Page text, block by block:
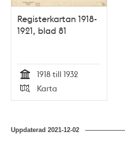
Registerkartan 1918-
1921, blad 81
Tid
1918 till 1932
Typ
Karta
Uppdaterad2021-12-02